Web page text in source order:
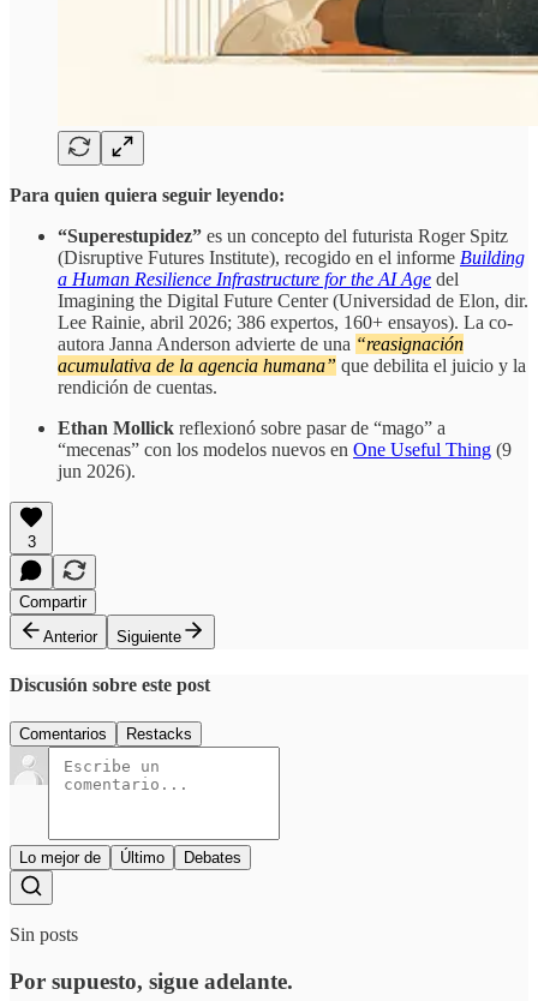
Para quien quiera seguir leyendo:
“Superestupidez” es un concepto del futurista Roger Spitz
(Disruptive Futures Institute), recogido en el informe Building
a Human Resilience Infrastructure for the AI Age del
Imagining the Digital Future Center (Universidad de Elon, dir.
Lee Rainie, abril 2026; 386 expertos, 160+ ensayos). La co-
autora Janna Anderson advierte de una “reasignación
acumulativa de la agencia humana” que debilita el juicio y la
rendición de cuentas.
Ethan Mollick reflexionó sobre pasar de “mago” a
“mecenas” con los modelos nuevos en One Useful Thing (9
jun 2026).
3
Compartir
Anterior
Siguiente
Discusión sobre este post
Comentarios Restacks
Lo mejor de Último Debates
Sin posts
Por supuesto, sigue adelante.